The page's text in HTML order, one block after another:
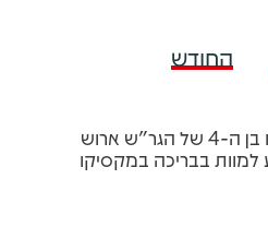
החודש
נכדו בן ה-4 של הגר"ש ארוש
למוות בבריכה במקסיקו